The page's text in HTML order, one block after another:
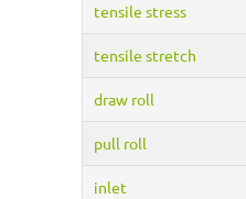
tensile stress
tensile stretch
draw roll
pull roll
inlet